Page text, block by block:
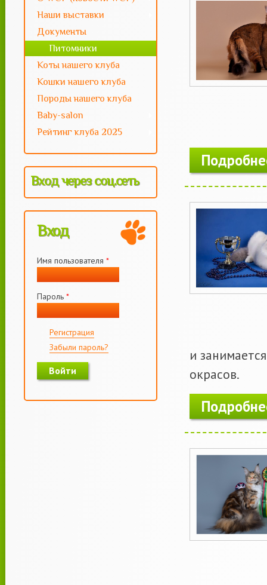
Наши выставки
Документы
Питомники
Коты нашего клуба
Кошки нашего клуба
Породы нашего клуба
Baby-salon
Рейтинг клуба 2025
Вход через соц.сеть
Вход
Имя пользователя *
Пароль *
Регистрация
Забыли пароль?
и
окрасов.